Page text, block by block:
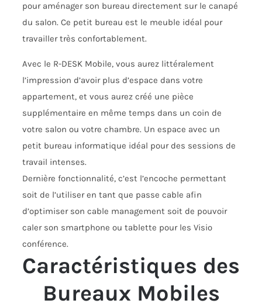
pour aménager son bureau directement sur le canapé
du salon. Ce petit bureau est le meuble idéal pour
travailler très confortablement.
Avec le R-DESK Mobile, vous aurez littéralement
l’impression d’avoir plus d’espace dans votre
appartement, et vous aurez créé une pièce
supplémentaire en même temps dans un coin de
votre salon ou votre chambre. Un espace avec un
petit bureau informatique idéal pour des sessions de
travail intenses.
Dernière fonctionnalité, c’est l’encoche permettant
soit de l’utiliser en tant que passe cable afin
d’optimiser son cable management soit de pouvoir
caler son smartphone ou tablette pour les Visio
conférence.
Caractéristiques des
Bureaux Mobiles